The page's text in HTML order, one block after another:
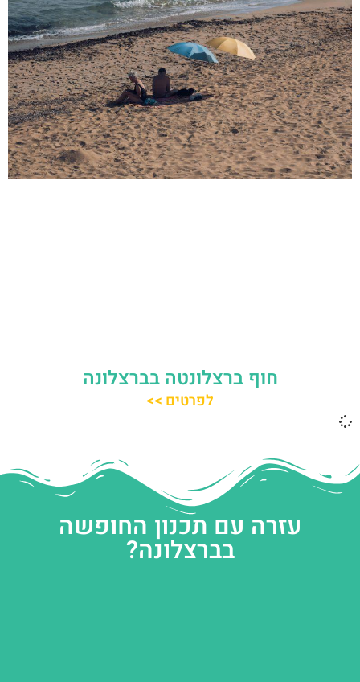
חוף ברצלונטה בברצלונה
לפרטים >>
עזרה עם תכנון החופשה
בברצלונה?